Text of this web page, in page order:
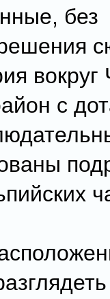
без
вокруг
с